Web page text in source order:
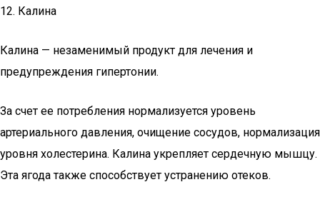
12. Калина
Калина — незаменимый продукт для лечения и
предупреждения гипертонии.
За счет ее потребления нормализуется уровень
артериального давления, очищение сосудов, нормализация
уровня холестерина. Калина укрепляет сердечную мышцу.
Эта ягода также способствует устранению отеков.